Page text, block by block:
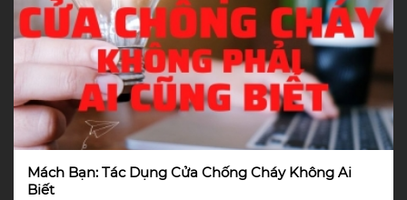
Mách Bạn: Tác Dụng Cửa Chống Cháy Không Ai
Biết